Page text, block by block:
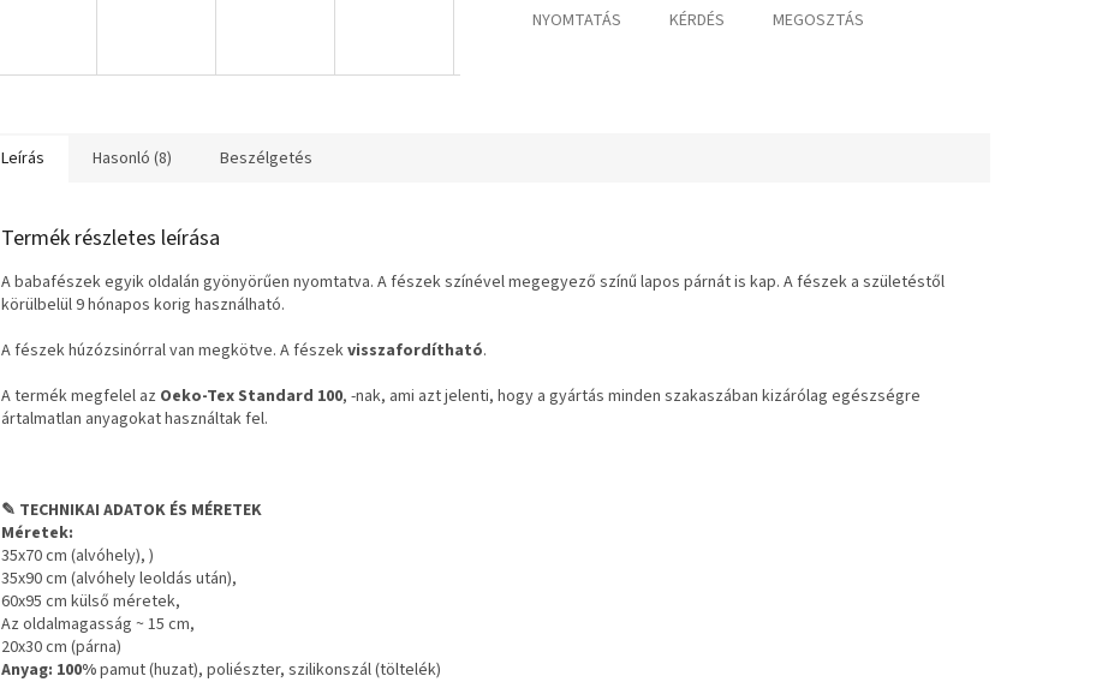
NYOMTATÁS KÉRDÉS MEGOSZTÁS
Leírás Hasonló (8) Beszélgetés
Termék részletes leírása
A babafészek egyik oldalán gyönyörűen nyomtatva. A fészek színével megegyező színű lapos párnát is kap. A fészek a születéstől
körülbelül 9 hónapos korig használható.
A fészek húzózsinórral van megkötve. A fészekvisszafordítható.
A termék megfelel az Oeko-Tex Standard 100, -nak, ami azt jelenti, hogy a gyártás minden szakaszában kizárólag egészségre
ártalmatlan anyagokat használtak fel.
✎ TECHNIKAI ADATOK ÉS MÉRETEK
Méretek:
35x70 cm (alvóhely), )
35x90 cm (alvóhely leoldás után),
60x95 cm külső méretek,
Az oldalmagasság ~ 15 cm,
20x30 cm (párna)
Anyag: 100%pamut (huzat), poliészter, szilikonszál (töltelék)